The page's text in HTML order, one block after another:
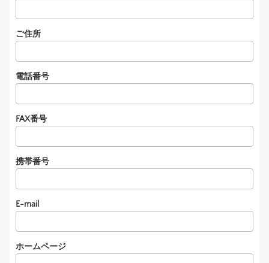
ご住所
電話番号
FAX番号
携帯番号
E-mail
ホームページ